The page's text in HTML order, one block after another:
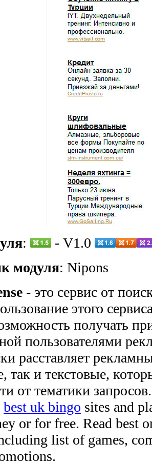
:
- V1.0
модуля: Nipons
- это сервис от
этого
получать
пользователями
расставляет
так и текстовые,
от тематики запросов.
best uk bingo sites and
or for free. Read best
list of games,